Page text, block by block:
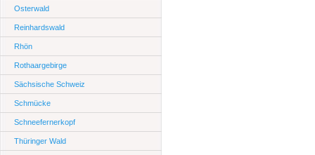
Osterwald
Reinhardswald
Rhön
Rothaargebirge
Sächsische Schweiz
Schmücke
Schneefernerkopf
Thüringer Wald